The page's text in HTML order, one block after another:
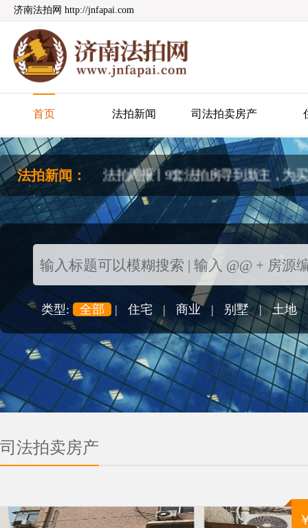
济南法拍网 http://jnfapai.com
济南法拍网
首页 法拍新闻 司法拍卖房产
法拍新闻：
法拍周报丨本周成交4套房源，成交
法拍周报丨9套法拍房寻到新主，本
法拍房如何捡漏？你如何以低价拍到
法拍周报丨9套法拍房寻到新主，为
法拍周报丨本期法拍房成交率高达
法拍周报丨本周成交4套房源，成交
法拍周报丨9套法拍房寻到新主，本
类型: 全部 | 住宅 | 商业 | 别墅 | 土地
司法拍卖房产